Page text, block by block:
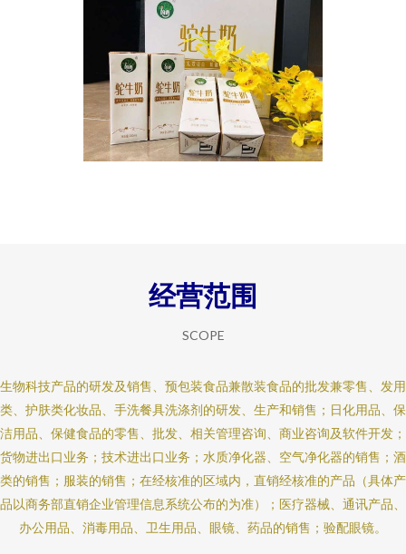
经营范围
SCOPE
生物科技产品的研发及销售、预包装食品兼散装食品的批发兼零售、发用
类、护肤类化妆品、手洗餐具洗涤剂的研发、生产和销售；日化用品、保
洁用品、保健食品的零售、批发、相关管理咨询、商业咨询及软件开发；
货物进出口业务；技术进出口业务；水质净化器、空气净化器的销售；酒
类的销售；服装的销售；在经核准的区域内，直销经核准的产品（具体产
品以商务部直销企业管理信息系统公布的为准）；医疗器械、通讯产品、
办公用品、消毒用品、卫生用品、眼镜、药品的销售；验配眼镜。